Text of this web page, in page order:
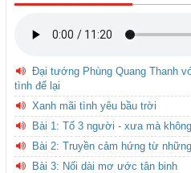
Đại tướng Phùng Quang Thanh
tình để lại
Xanh mãi tình yêu bầu trời
Bài 1: Tổ 3 người - xưa mà
Bài 2: Truyền cảm hứng từ
Bài 3: Nối dài mơ ước tân binh